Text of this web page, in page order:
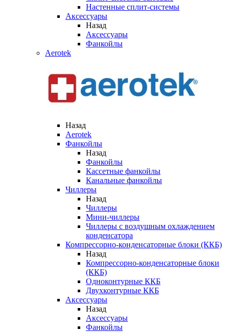
Настенные сплит-системы
Аксессуары
Назад
Аксессуары
Фанкойлы
Aerotek
Назад
Aerotek
Фанкойлы
Назад
Фанкойлы
Кассетные фанкойлы
Канальные фанкойлы
Чиллеры
Назад
Чиллеры
Мини-чиллеры
Чиллеры с воздушным охлаждением
конденсатора
Компрессорно-конденсаторные блоки (ККБ)
Назад
Компрессорно-конденсаторные блоки
(ККБ)
Одноконтурные ККБ
Двухконтурные ККБ
Аксессуары
Назад
Аксессуары
Фанкойлы